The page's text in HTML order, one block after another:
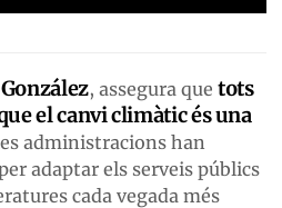
, assegura que tots
el canvi climàtic és una
administracions han
adaptar els serveis públics
cada vegada més